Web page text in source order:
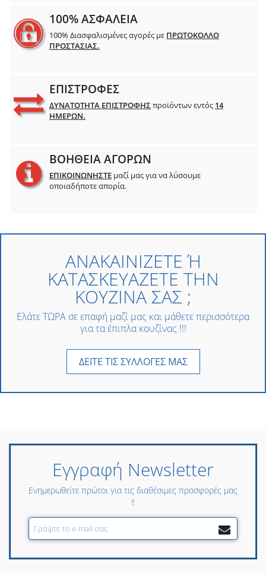
100% ΑΣΦΑΛΕΙΑ
100% Διασφαλισμένες αγορές με ΠΡΩΤΟΚΟΛΛΟ
ΠΡΟΣΤΑΣΙΑΣ.
ΕΠΙΣΤΡΟΦΕΣ
ΔΥΝΑΤΟΤΗΤΑ ΕΠΙΣΤΡΟΦΗΣπροϊόντων εντός 14
ΗΜΕΡΩΝ.
ΒΟΗΘΕΙΑ ΑΓΟΡΩΝ
ΕΠΙΚΟΙΝΩΝΗΣΤΕ μαζί μας για να λύσουμε
οποιαδήποτε απορία.
ΑΝΑΚΑΙΝΙΖΕΤΕ Ή
ΚΑΤΑΣΚΕΥΑΖΕΤΕ ΤΗΝ
ΚΟΥΖΙΝΑ ΣΑΣ ;
Ελάτε ΤΩΡΑ σε επαφή μαζί μας και μάθετε περισσότερα
για τα έπιπλα κουζίνας !!!
ΔΕΙΤΕ ΤΙΣ ΣΥΛΛΟΓΕΣ ΜΑΣ
Εγγραφή Newsletter
Ενημερωθείτε πρώτοι για τις διαθέσιμες προσφορές μας
!!